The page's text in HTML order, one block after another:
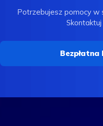
Potrzebujesz pomocy w
Skontaktuj